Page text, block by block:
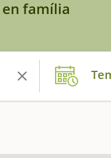
família